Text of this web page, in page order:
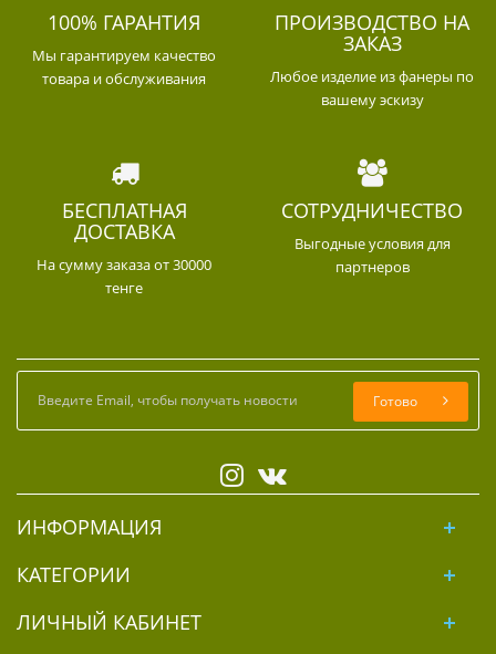
100% ГАРАНТИЯ
Мы гарантируем качество
товара и обслуживания
ПРОИЗВОДСТВО НА
ЗАКАЗ
Любое изделие из фанеры по
вашему эскизу
БЕСПЛАТНАЯ
ДОСТАВКА
На сумму заказа от 30000
тенге
СОТРУДНИЧЕСТВО
Выгодные условия для
партнеров
Готово
ИНФОРМАЦИЯ
КАТЕГОРИИ
ЛИЧНЫЙ КАБИНЕТ